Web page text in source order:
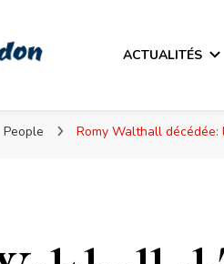
ACTUALITÉS
People Romy Walthall décédée: